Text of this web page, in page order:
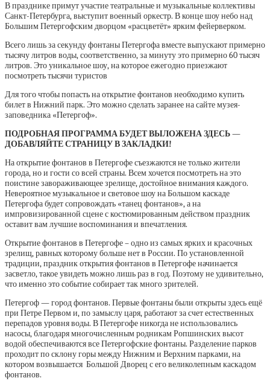
В празднике примут участие театральные и музыкальные коллективы
Санкт-Петербурга, выступит военный оркестр. В конце шоу небо над
Большим Петергофским дворцом «расцветёт» ярким фейерверком.
Всего лишь за секунду фонтаны Петергофа вместе выпускают примерно
тысячу литров воды, соответственно, за минуту это примерно 60 тысяч
литров. Это уникальное шоу, на которое ежегодно приезжают
посмотреть тысячи туристов
Для того чтобы попасть на открытие фонтанов необходимо купить
билет в Нижний парк. Это можно сделать заранее на сайте музея-
заповедника «Петергоф».
ПОДРОБНАЯ ПРОГРАММА БУДЕТ ВЫЛОЖЕНА ЗДЕСЬ —
ДОБАВЛЯЙТЕ СТРАНИЦУ В ЗАКЛАДКИ!
На открытие фонтанов в Петергофе съезжаются не только жители
города, но и гости со всей страны. Всем хочется посмотреть на это
поистине завораживающее зрелище, достойное внимания каждого.
Невероятное музыкальное и световое шоу на Большом каскаде
Петергофа будет сопровождать «танец фонтанов», а на
импровизированной сцене с костюмированным действом праздник
оставит вам лучшие воспоминания и впечатления.
Открытие фонтанов в Петергофе – одно из самых ярких и красочных
зрелищ, равных которому больше нет в России. По установленной
традиции, праздник открытия фонтанов в Петергофе начинается
засветло, такое увидеть можно лишь раз в год. Поэтому не удивительно,
что именно это событие собирает так много зрителей.
Петергоф — город фонтанов. Первые фонтаны были открыты здесь ещё
при Петре Первом и, по замыслу царя, работают за счет естественных
перепадов уровня воды. В Петергофе никогда не использовались
насосы, благодаря многочисленным родникам Ропшинских высот
водой обеспечиваются все Петергофские фонтаны. Разделение парков
проходит по склону горы между Нижним и Верхним парками, на
котором возвышается Большой Дворец с его великолепным каскадом
фонтанов.